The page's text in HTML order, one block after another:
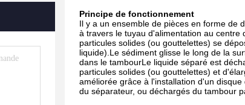
Principe de fonctionnement
Il y a un ensemble de pièces en forme de
à travers le tuyau d'alimentation au
particules solides (ou gouttelettes) se
liquide).Le sédiment glisse le long de la
dans le tambourLe liquide séparé est
particules solides (ou gouttelettes) et
améliorée grâce à l'installation d'un
du séparateur, ou déchargés du tambour